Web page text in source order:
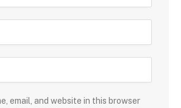
email, and website in this browser